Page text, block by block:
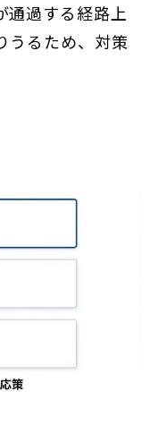
通過する経路上
うるため、対策